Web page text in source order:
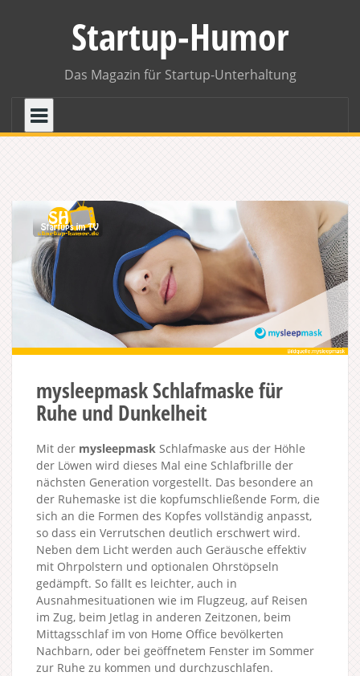
Startup-Humor
Das Magazin für Startup-Unterhaltung
mysleepmask Schlafmaske für
Ruhe und Dunkelheit
Mit der mysleepmask Schlafmaske aus der Höhle
der Löwen wird dieses Mal eine Schlafbrille der
nächsten Generation vorgestellt. Das besondere an
der Ruhemaske ist die kopfumschließende Form, die
sich an die Formen des Kopfes vollständig anpasst,
so dass ein Verrutschen deutlich erschwert wird.
Neben dem Licht werden auch Geräusche effektiv
mit Ohrpolstern und optionalen Ohrstöpseln
gedämpft. So fällt es leichter, auch in
Ausnahmesituationen wie im Flugzeug, auf Reisen
im Zug, beim Jetlag in anderen Zeitzonen, beim
Mittagsschlaf im von Home Office bevölkerten
Nachbarn, oder bei geöffnetem Fenster im Sommer
zur Ruhe zu kommen und durchzuschlafen.